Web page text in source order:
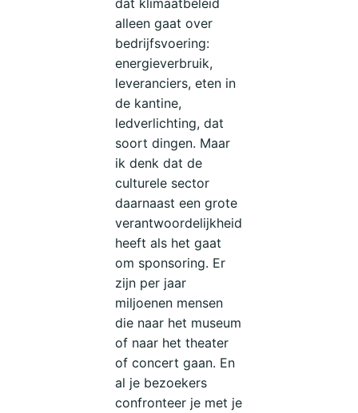
dat klimaatbeleid
alleen gaat over
bedrijfsvoering:
energieverbruik,
leveranciers, eten in
de kantine,
ledverlichting, dat
soort dingen. Maar
ik denk dat de
culturele sector
daarnaast een grote
verantwoordelijkheid
heeft als het gaat
om sponsoring. Er
zijn per jaar
miljoenen mensen
die naar het museum
of naar het theater
of concert gaan. En
al je bezoekers
confronteer je met je